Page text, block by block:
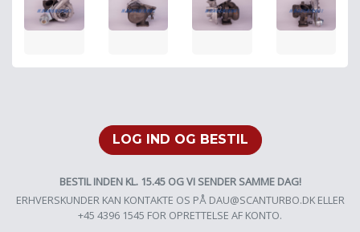
LOG IND OG BESTIL
BESTIL INDEN KL. 15.45 OG VI SENDER SAMME DAG!
ERHVERSKUNDER KAN KONTAKTE OS PÅ DAU@SCANTURBO.DKELLER
+45 4396 1545 FOR OPRETTELSE AF KONTO.